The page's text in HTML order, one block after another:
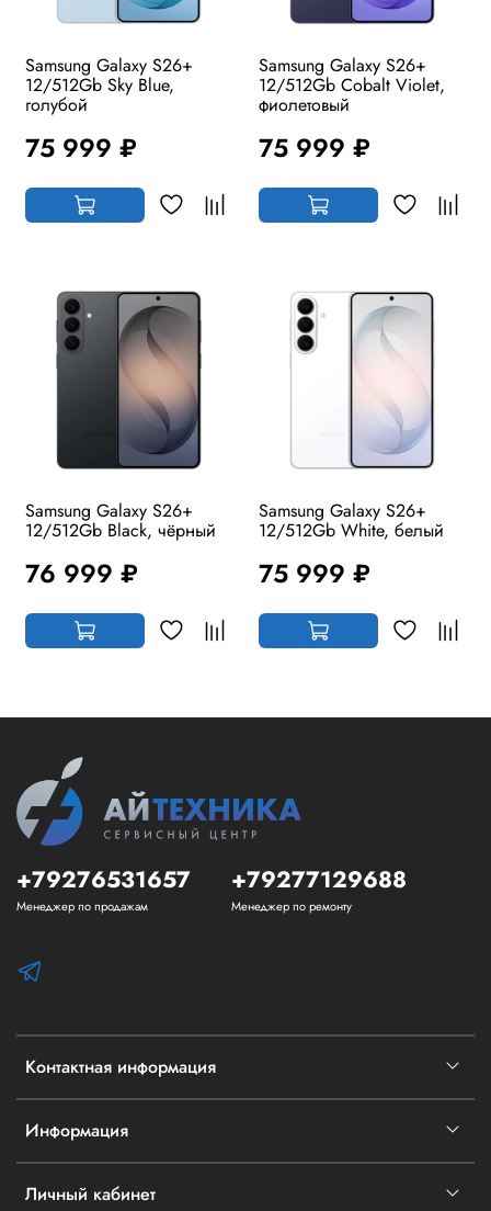
Samsung Galaxy S26+
12/512Gb Sky Blue,
голубой
75 999 ₽
Samsung Galaxy S26+
12/512Gb Cobalt Violet,
фиолетовый
75 999 ₽
Samsung Galaxy S26+
12/512Gb Black, чёрный
76 999 ₽
Samsung Galaxy S26+
12/512Gb White, белый
75 999 ₽
Контактная информация
Информация
Личный кабинет
+79276531657
Менеджер по продажам
+79277129688
Менеджер по ремонту